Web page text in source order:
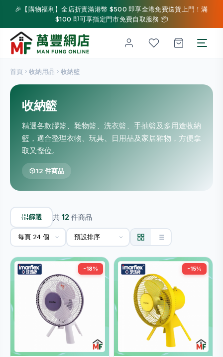
🎉【購物福利】全店折實滿港幣 $500 即享全港免費送貨上門！滿
$100 即可享指定門市免費自取服務 📦
首頁 收納用品 收納籃
收納籃
精選各款膠籃、雜物籃、洗衣籃、手抽籃及多用途收納
籃，適合整理衣物、玩具、日用品及家居雜物，方便拿
取又慳位。
12 件商品
篩選 共 12 件商品
-18% -15%